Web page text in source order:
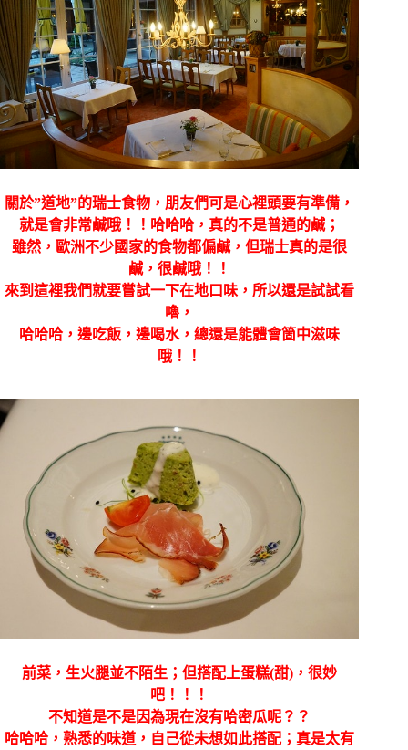
關於”道地”的瑞士食物，朋友們可是心裡頭要有準備，
就是會非常鹹哦！！哈哈哈，真的不是普通的鹹；
雖然，歐洲不少國家的食物都偏鹹，但瑞士真的是很
鹹，很鹹哦！！
來到這裡我們就要嘗試一下在地口味，所以還是試試看
嚕，
哈哈哈，邊吃飯，邊喝水，總還是能體會箇中滋味
哦！！
前菜，生火腿並不陌生；但搭配上蛋糕(甜)，很妙
吧！！！
不知道是不是因為現在沒有哈密瓜呢？？
哈哈哈，熟悉的味道，自己從未想如此搭配；真是太有